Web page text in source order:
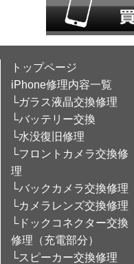
トップページ
iPhone修理内容一覧
└ガラス液晶交換修理
└バッテリー交換
└水没復旧修理
└フロントカメラ交換修
理
└バックカメラ交換修理
└カメラレンズ交換修理
└ドックコネクター交換
修理（充電部分）
└スピーカー交換修理